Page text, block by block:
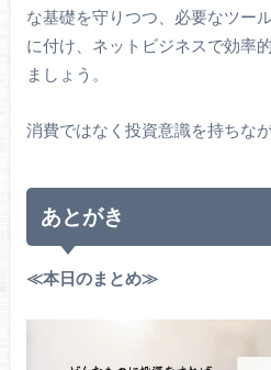
な基礎を守りつつ、必要なツー
に付け、ネットビジネスで効率
ましょう。
消費ではなく投資意識を持ちな
あとがき
≪本日のまとめ≫